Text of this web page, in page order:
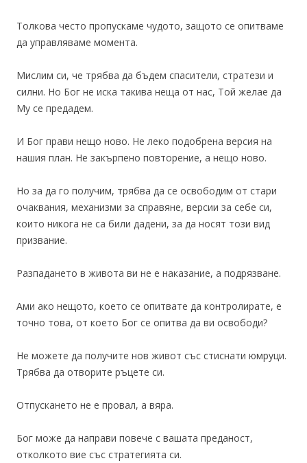
Толкова често пропускаме чудото, защото се опитваме
да управляваме момента.
Мислим си, че трябва да бъдем спасители, стратези и
силни. Но Бог не иска такива неща от нас, Той желае да
Му се предадем.
И Бог прави нещо ново. Не леко подобрена версия на
нашия план. Не закърпено повторение, а нещо ново.
Но за да го получим, трябва да се освободим от стари
очаквания, механизми за справяне, версии за себе си,
които никога не са били дадени, за да носят този вид
призвание.
Разпадането в живота ви не е наказание, а подрязване.
Ами ако нещото, което се опитвате да контролирате, е
точно това, от което Бог се опитва да ви освободи?
Не можете да получите нов живот със стиснати юмруци.
Трябва да отворите ръцете си.
Отпускането не е провал, а вяра.
Бог може да направи повече с вашата преданост,
отколкото вие със стратегията си.